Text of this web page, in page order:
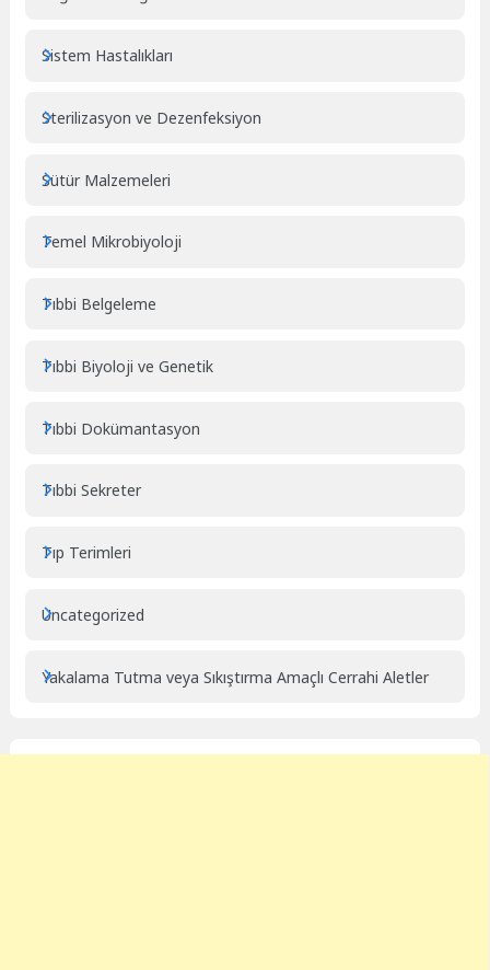
Sistem Hastalıkları
Sterilizasyon ve Dezenfeksiyon
Sütür Malzemeleri
Temel Mikrobiyoloji
Tıbbi Belgeleme
Tıbbi Biyoloji ve Genetik
Tıbbi Dokümantasyon
Tıbbi Sekreter
Tıp Terimleri
Uncategorized
Yakalama Tutma veya Sıkıştırma Amaçlı Cerrahi Aletler